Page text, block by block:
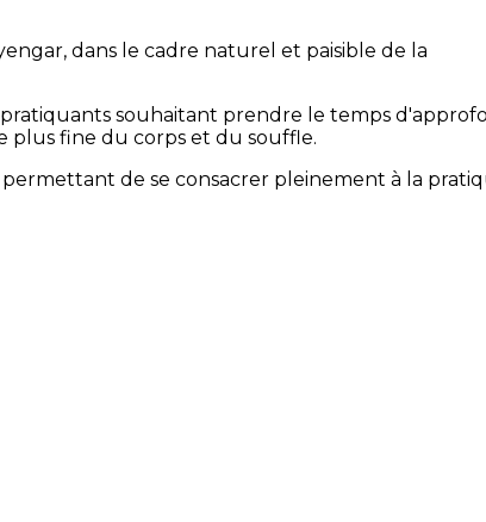
dans le cadre naturel et paisible de la
pratiquants souhaitant prendre le temps
plus fine du corps et du souffle.
de se consacrer pleinement à la